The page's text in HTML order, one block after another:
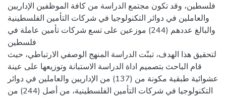
فلسطين، وقد تكون مجتمع الدراسة من كافة الموظفين الإداريين
والعاملين في دوائر التكنولوجيا في شركات التأمين الفلسطينية
والبالغ عددهم (244) موزعين على تسع شركات تأمين عاملة في
فلسطين
لتحقيق هذا الهدف، تبنّت الدراسة المنهج الوصفي الارتباطي، حيث
قام الباحث بتصميم اداة الدراسة الاستبانة وتوزيعها على عينة
عشوائية طبقية مكونة من (137) من الإداريين والعاملين في دوائر
التكنولوجيا في شركات التأمين الفلسطينية، من أصل (244) من